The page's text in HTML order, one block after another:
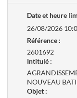
Date et heure
26/08/2026
Référence :
2601692
Intitulé :
NOUVEAU
Objet :